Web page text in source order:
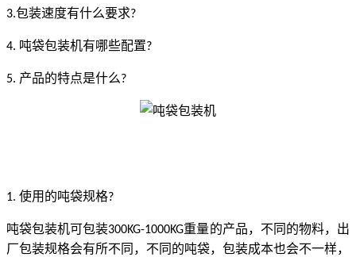
3.包装速度有什么要求?
4. 吨袋包装机有哪些配置?
5. 产品的特点是什么?
1. 使用的吨袋规格?
吨袋包装机可包装300KG-1000KG重量的产品，不同的物料，出
厂包装规格会有所不同，不同的吨袋，包装成本也会不一样，